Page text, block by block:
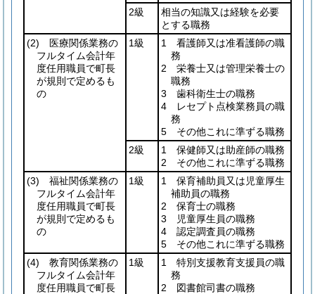
2級
相当の知識又は経験を必要
とする職務
(2) 医療関係業務の
フルタイム会計年
度任用職員で町長
が規則で定めるも
の
1級
1 看護師又は准看護師の職
務
2 栄養士又は管理栄養士の
職務
3 歯科衛生士の職務
4 レセプト点検業務員の職
務
5 その他これに準ずる職務
2級
1 保健師又は助産師の職務
2 その他これに準ずる職務
(3) 福祉関係業務の
フルタイム会計年
度任用職員で町長
が規則で定めるも
の
1級
1 保育補助員又は児童厚生
補助員の職務
2 保育士の職務
3 児童厚生員の職務
4 認定調査員の職務
5 その他これに準ずる職務
(4) 教育関係業務の
フルタイム会計年
度任用職員で町長
1級
1 特別支援教育支援員の職
務
2 図書館司書の職務